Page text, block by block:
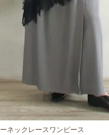
ネックレースワンピース